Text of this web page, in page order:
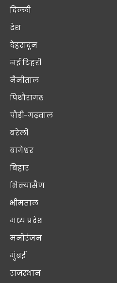
दिल्ली
देश
देहरादून
नई टिहरी
नैनीताल
पिथौरागढ़
पौड़ी-गढ़वाल
बरेली
बागेश्वर
बिहार
भिक्यासैण
भीमताल
मध्य प्रदेश
मनोरंजन
मुंबई
राजस्थान